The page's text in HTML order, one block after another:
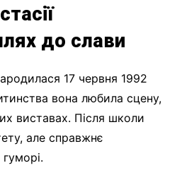
до слави
17 червня 1992
вона любила сцену,
виставах. Після школи
але справжнє